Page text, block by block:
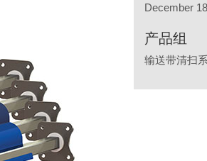
December
产品组
输送带清扫